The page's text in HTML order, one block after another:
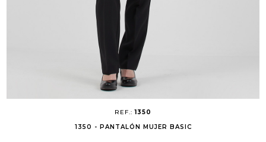
REF.:1350
1350 - PANTALÓN MUJER BASIC